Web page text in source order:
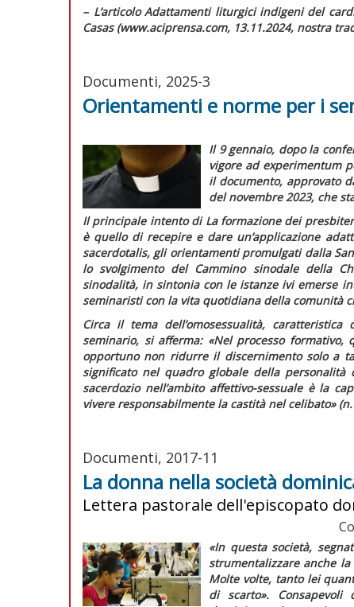
–L’articoloAdattamenti liturgici indigenidel
Casas (www.aciprensa.com, 13.11.2024, nostra
Documenti, 2025-3
Orientamenti e norme per i
Il 9 gennaio, dopo la
vigore ad experimentum
il documento, approvato
del novembre 2023, che
Il principale intento di La formazione dei
è quello di recepire e dare un’applicazione
sacerdotalis, gli orientamenti promulgati dalla
lo svolgimento del Cammino sinodale della
sinodalità, in sintonia con le istanze ivi emerse
seminaristi con la vita quotidiana della comunità
Circa il tema dell’omosessualità,
seminario, si afferma: «Nel processo formativo,
opportuno non ridurre il discernimento solo a
significato nel quadro globale della personalità
sacerdozio nell’ambito affettivo-sessuale è la
vivere responsabilmente la castità nel celibato»(n.
Documenti, 2017-11
La donna nella società
Lettera pastorale dell'episcopato
«In questa società,
strumentalizzare anche
Molte volte, tanto lei
di scarto». Consapevoli